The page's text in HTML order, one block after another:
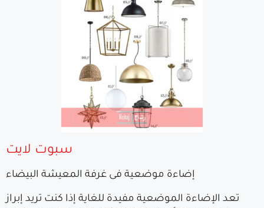
سبوت لايت
إضاءة موضعية فى غرفة المعيشة البيضاء
تعد الإضاءة الموضعية مفيدة للغاية إذا كنت تريد إبراز